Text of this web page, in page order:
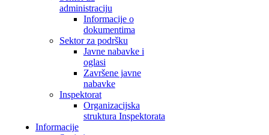
administraciju
Informacije o
dokumentima
Sektor za podršku
Javne nabavke i
oglasi
Završene javne
nabavke
Inspektorat
Organizacijska
struktura Inspektorata
Informacije